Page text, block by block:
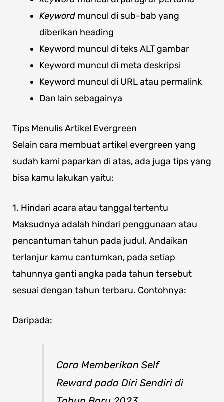
Keyword muncul di sub-bab yang
diberikan heading
Keyword muncul di teks ALT gambar
Keyword muncul di meta deskripsi
Keyword muncul di URL atau permalink
Dan lain sebagainya
Tips Menulis Artikel Evergreen
Selain cara membuat artikel evergreen yang
sudah kami paparkan di atas, ada juga tips yang
bisa kamu lakukan yaitu:
1. Hindari acara atau tanggal tertentu
Maksudnya adalah hindari penggunaan atau
pencantuman tahun pada judul. Andaikan
terlanjur kamu cantumkan, pada setiap
tahunnya ganti angka pada tahun tersebut
sesuai dengan tahun terbaru. Contohnya:
Daripada:
Cara Memberikan Self
Reward pada Diri Sendiri di